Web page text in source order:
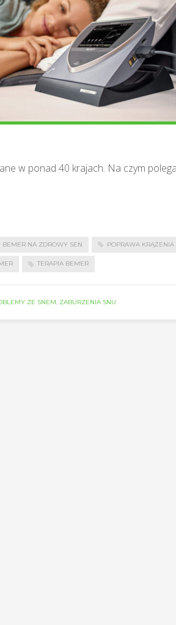
w ponad 40 krajach. Na czym
BEMER NA ZDROWY SEN POPRAWA KRĄŻENIA
TERAPIA BEMER
ZE SNEM, ZABURZENIA SNU